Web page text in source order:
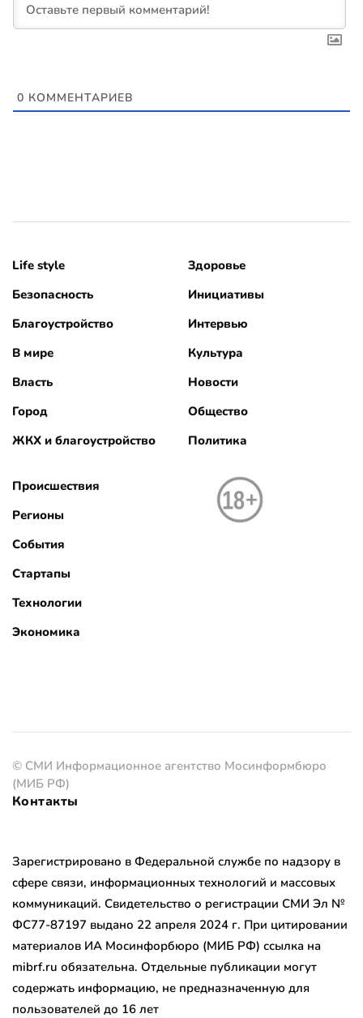
0 КОММЕНТАРИЕВ
Life style
Безопасность
Благоустройство
В мире
Власть
Город
ЖКХ и благоустройство
Здоровье
Инициативы
Интервью
Культура
Новости
Общество
Политика
Происшествия
Регионы
События
Стартапы
Технологии
Экономика
© СМИ Информационное агентство Мосинформбюро
(МИБ РФ)
Контакты
Зарегистрировано в Федеральной службе по надзору в
сфере связи, информационных технологий и массовых
коммуникаций. Свидетельство о регистрации СМИ Эл №
ФС77-87197 выдано 22 апреля 2024 г. При цитировании
материалов ИА Мосинфорбюро (МИБ РФ) ссылка на
mibrf.ru обязательна. Отдельные публикации могут
содержать информацию, не предназначенную для
пользователей до 16 лет